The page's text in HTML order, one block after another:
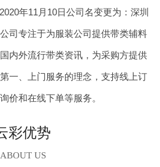
年11月10日公司名变更为：深圳
司专注于为服装公司提供带类辅料
内外流行带类资讯，为采购方提供
一、上门服务的理念，支持线上订
价和在线下单等服务。
彩优势
ABOUT US